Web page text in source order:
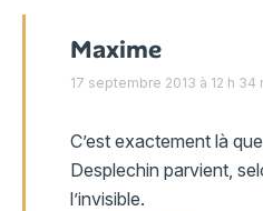
Maxime
17 septembre 2013 à 12 h 34
C’est exactement là
Desplechin parvient,
l’invisible.